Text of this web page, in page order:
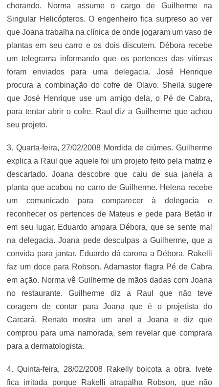
chorando. Norma assume o cargo de Guilherme na
Singular Helicópteros. O engenheiro fica surpreso ao ver
que Joana trabalha na clínica de onde jogaram um vaso de
plantas em seu carro e os dois discutem. Débora recebe
um telegrama informando que os pertences das vítimas
foram enviados para uma delegacia. José Henrique
procura a combinação do cofre de Olavo. Sheila sugere
que José Henrique use um amigo dela, o Pé de Cabra,
para tentar abrir o cofre. Raul diz a Guilherme que achou
seu projeto.
3. Quarta-feira, 27/02/2008 Mordida de ciúmes. Guilherme
explica a Raul que aquele foi um projeto feito pela matriz e
descartado. Joana descobre que caiu de sua janela a
planta que acabou no carro de Guilherme. Helena recebe
um comunicado para comparecer à delegacia e
reconhecer os pertences de Mateus e pede para Betão ir
em seu lugar. Eduardo ampara Débora, que se sente mal
na delegacia. Joana pede desculpas a Guilherme, que a
convida para jantar. Eduardo dá carona a Débora. Rakelli
faz um doce para Robson. Adamastor flagra Pé de Cabra
em ação. Norma vê Guilherme de mãos dadas com Joana
no restaurante. Guilherme diz a Raul que não teve
coragem de contar para Joana que é o projetista do
Carcará. Renato mostra um anel a Joana e diz que
comprou para uma namorada, sem revelar que comprara
para a dermatologista.
4. Quinta-feira, 28/02/2008 Rakelly boicota a obra. Ivete
fica irritada porque Rakelli atrapalha Robson, que não